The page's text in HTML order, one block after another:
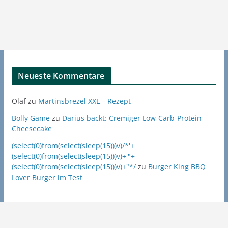
Neueste Kommentare
Olafzu Martinsbrezel XXL – Rezept
Bolly Gamezu Darius backt: Cremiger Low-Carb-Protein
Cheesecake
(select(0)from(select(sleep(15)))v)/*'+
(select(0)from(select(sleep(15)))v)+'"+
(select(0)from(select(sleep(15)))v)+"*/zu Burger King BBQ
Lover Burger im Test